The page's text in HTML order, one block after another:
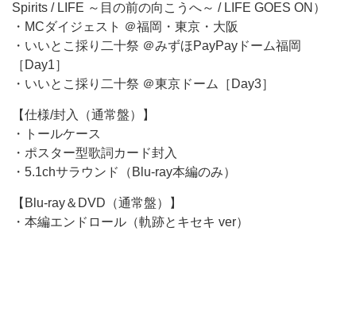
Spirits / LIFE ～目の前の向こうへ～ / LIFE GOES ON）
・MCダイジェスト ＠福岡・東京・大阪
・いいとこ採り二十祭 ＠みずほPayPayドーム福岡
［Day1］
・いいとこ採り二十祭 ＠東京ドーム［Day3］
【仕様/封入（通常盤）】
・トールケース
・ポスター型歌詞カード封入
・5.1chサラウンド（Blu-ray本編のみ）
【Blu-ray＆DVD（通常盤）】
・本編エンドロール（軌跡とキセキ ver）